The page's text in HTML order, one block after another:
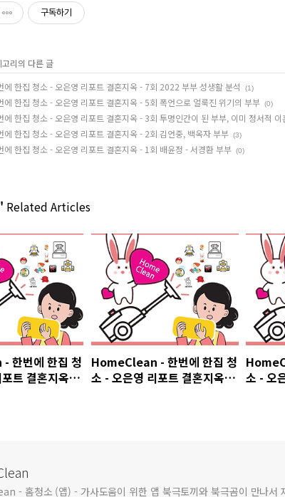
구독하기
고리의 다른 글
한집 청소 - 오은영 리포트 결혼지옥 - 7회 2022 부부 성생활 분석
(1)
한집 청소 - 오은영 리포트 결혼지옥 - 5회 폭언으로 얼룩진 위기의 부부 (0)
한집 청소 - 오은영 리포트 결혼지옥 - 3회 투명인간이 된 부부, 이미 정서적 이
한집 청소 - 오은영 리포트 결혼지옥 - 2회 김언중, 백옥자 부부 (3)
한집 청소 - 오은영 리포트 결혼지옥 - 1회 배윤정 - 서경환 부부 (0)
Related Articles
한번에 한집 청
트 결혼지옥 -
HomeClean - 한번에 한집 청
소 - 오은영 리포트 결혼지옥 -
소 - 오
- 홈청소 (앱) - 가사도움이 위한 앱 북극토끼와 북극곰이 만나서